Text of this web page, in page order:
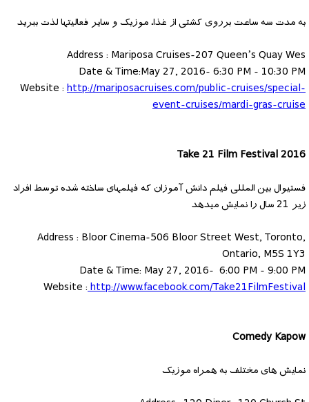
به مدت سه ساعت برروی کشتی از غذا، موزیک و سایر فعالیتها لذت ببرید
Address : Mariposa Cruises-207 Queen’s Quay Wes
Date & Time:May 27, 2016- 6:30 PM - 10:30 PM
Website :http://mariposacruises.com/public-cruises/special-
event-cruises/mardi-gras-cruise
Take 21 Film Festival 2016
فستیوال بین المللی فیلم دانش آموزان که فیلمهای ساخته شده توسط افراد
زیر 21 سال را نمایش میدهد
Address : Bloor Cinema-506 Bloor Street West, Toronto,
Ontario, M5S 1Y3
Date & Time: May 27, 2016- 6:00 PM - 9:00 PM
Website :http://www.facebook.com/Take21FilmFestival
Comedy Kapow
نمایش های مختلف به همراه موزیک